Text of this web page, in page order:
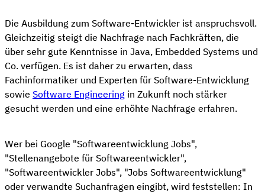
Die Ausbildung zum Software-Entwickler ist anspruchsvoll.
Gleichzeitig steigt die Nachfrage nach Fachkräften, die
über sehr gute Kenntnisse in Java, Embedded Systems und
Co. verfügen. Es ist daher zu erwarten, dass
Fachinformatiker und Experten für Software-Entwicklung
sowie Software Engineering in Zukunft noch stärker
gesucht werden und eine erhöhte Nachfrage erfahren.
Wer bei Google "Softwareentwicklung Jobs",
"Stellenangebote für Softwareentwickler",
"Softwareentwickler Jobs", "Jobs Softwareentwicklung"
oder verwandte Suchanfragen eingibt, wird feststellen: In